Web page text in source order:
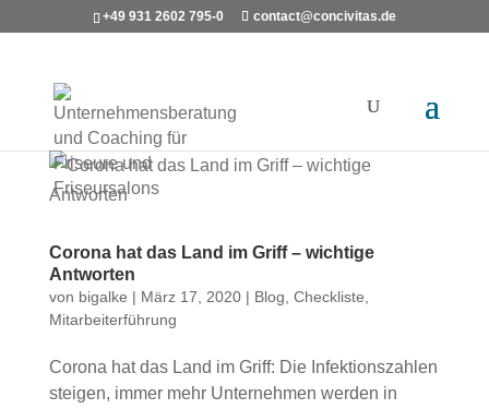
+49 931 2602 795-0 contact@concivitas.de
Corona hat das Land im Griff – wichtige
Antworten
von bigalke | März 17, 2020| Blog Checkliste
Mitarbeiterführung
Corona hat das Land im Griff: Die Infektionszahlen
steigen, immer mehr Unternehmen werden in